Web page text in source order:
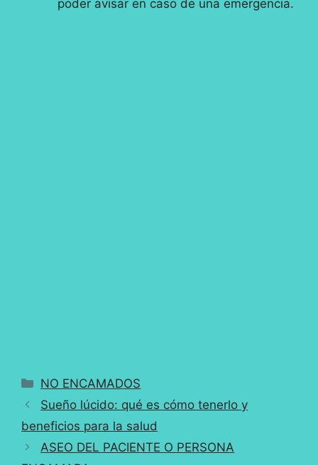
poder avisar en caso de una emergencia.
Categorías
NO ENCAMADOS
Sueño lúcido: qué es cómo tenerlo y
beneficios para la salud
ASEO DEL PACIENTE O PERSONA